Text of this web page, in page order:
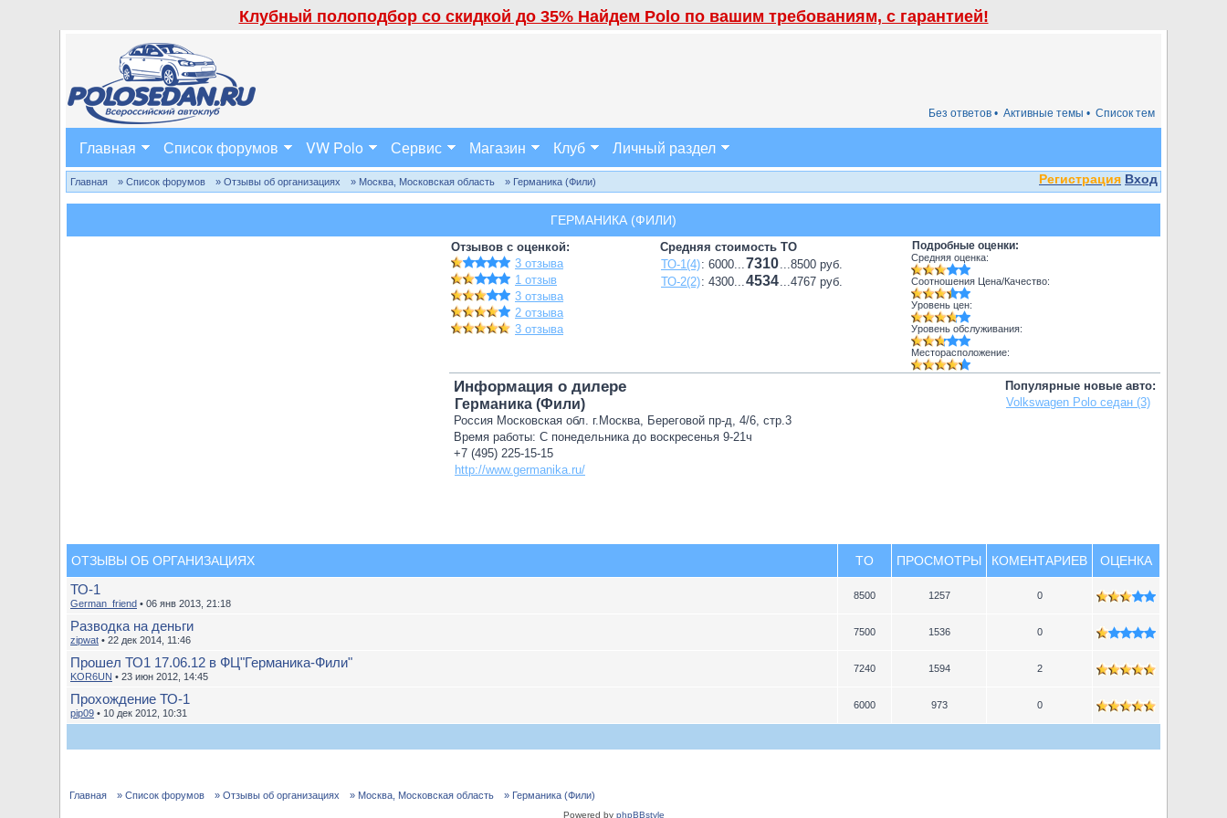
Клубный полоподбор со скидкой до 35% Найдем Polo по вашим требованиям, с гарантией!
Список тем
Активные темы •
Без ответов •
Главная Список форумов VW Polo Сервис Магазин Клуб Личный раздел
Регистрация Вход
Главная » Список форумов » Отзывы об организациях » Москва, Московская область » Германика (Фили)
ГЕРМАНИКА (ФИЛИ)
Отзывов с оценкой:
3 отзыва
1 отзыв
3 отзыва
2 отзыва
3 отзыва
Средняя стоимость ТО
ТО-1(4): 6000...7310...8500 руб.
ТО-2(2): 4300...4534...4767 руб.
Подробные оценки:
Средняя оценка:
Соотношения Цена/Качество:
Уровень цен:
Уровень обслуживания:
Месторасположение:
Популярные новые авто:
Volkswagen Polo седан (3)
Информация о дилере
Германика (Фили)
Россия Московская обл. г.Москва, Береговой пр-д, 4/6, стр.3
Время работы: С понедельника до воскресенья 9-21ч
+7 (495) 225-15-15
http://www.germanika.ru/
ОТЗЫВЫ ОБ ОРГАНИЗАЦИЯХ TO ПРОСМОТРЫ КОМЕНТАРИЕВ ОЦЕНКА
ТО-1
German_friend • 06 янв 2013, 21:18
8500 1257 0
Разводка на деньги
zipwat • 22 дек 2014, 11:46
7500 1536 0
Прошел ТО1 17.06.12 в ФЦ"Германика-Фили"
KOR6UN • 23 июн 2012, 14:45
7240 1594 2
Прохождение ТО-1
pip09 • 10 дек 2012, 10:31
6000 973 0
Главная » Список форумов » Отзывы об организациях » Москва, Московская область » Германика (Фили)
Powered by phpBBstyle